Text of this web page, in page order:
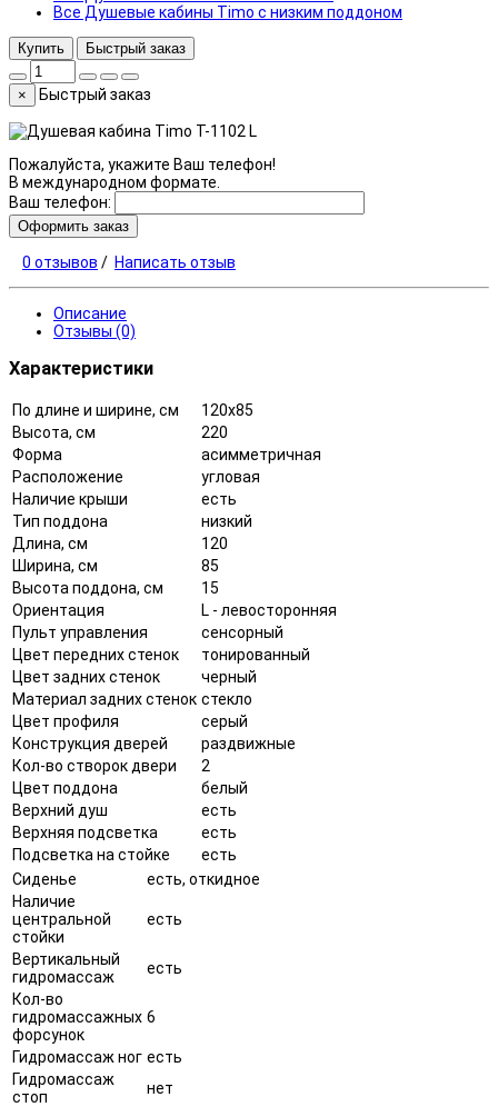
Все Душевые кабины Timo с низким поддоном
Купить Быстрый заказ
× Быстрый заказ
Пожалуйста, укажите Ваш телефон!
В международном формате.
Ваш телефон:
Оформить заказ
0 отзывов / Написать отзыв
Описание
Отзывы (0)
Характеристики
По длине и ширине, см
120x85
Высота, см
220
Форма
асимметричная
Расположение
угловая
Наличие крыши
есть
Тип поддона
низкий
Длина, см
120
Ширина, см
85
Высота поддона, см
15
Ориентация
L - левосторонняя
Пульт управления
сенсорный
Цвет передних стенок
тонированный
Цвет задних стенок
черный
Материал задних стенок стекло
Цвет профиля
серый
Конструкция дверей
раздвижные
Кол-во створок двери
2
Цвет поддона
белый
Верхний душ
есть
Верхняя подсветка
есть
Подсветка на стойке
есть
Сиденье
есть, откидное
Наличие
центральной
стойки
есть
Вертикальный
гидромассаж
есть
Кол-во
гидромассажных
форсунок
6
Гидромассаж ног есть
Гидромассаж
стоп
нет